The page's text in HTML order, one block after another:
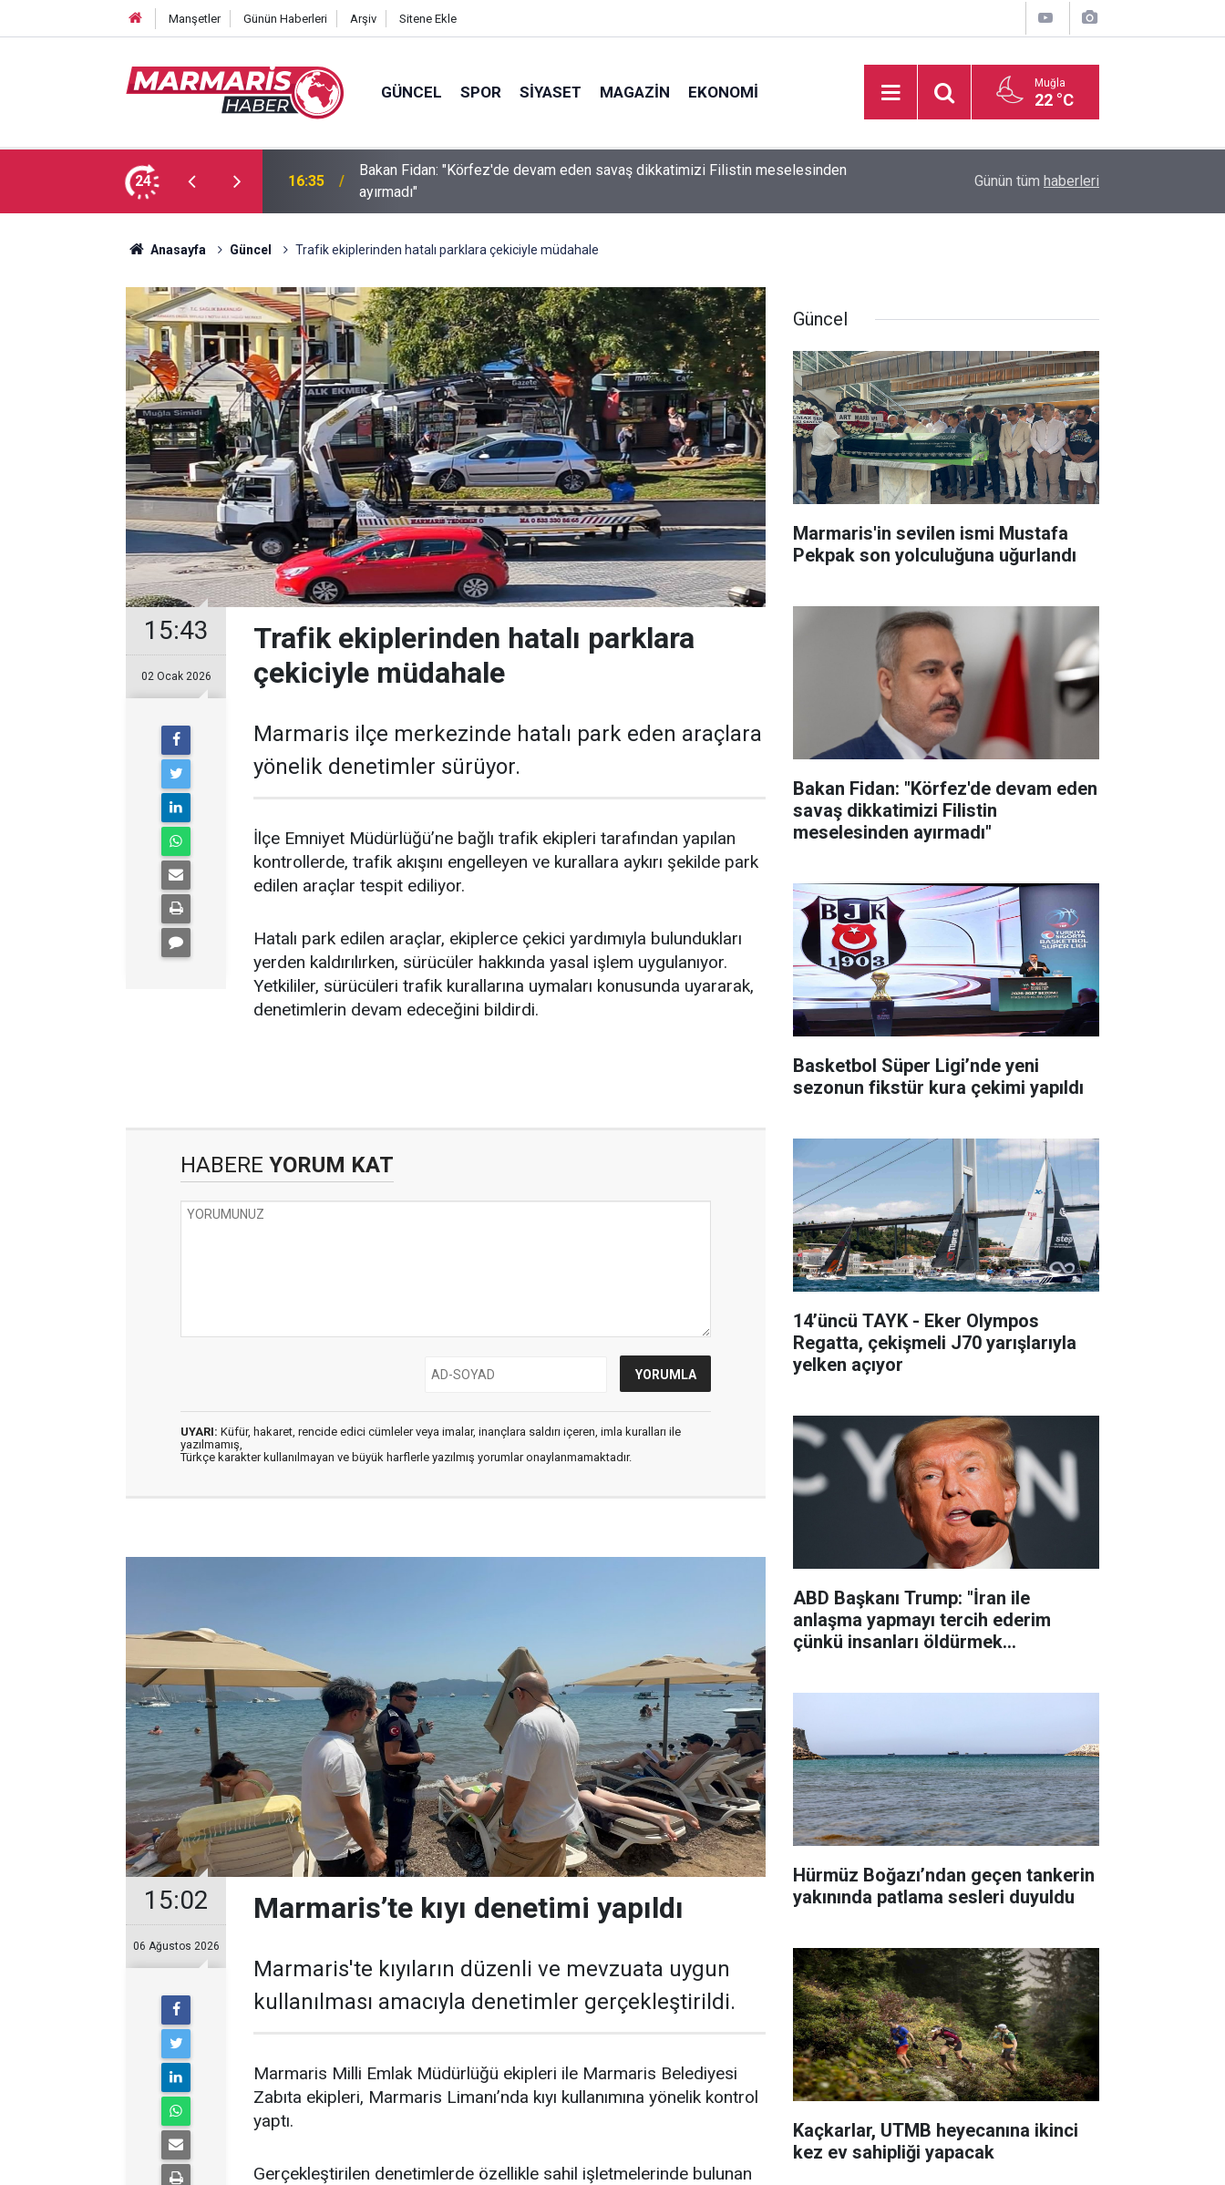
Manşetler Günün Haberleri Arşiv Sitene Ekle
GÜNCEL SPOR SIYASET MAGAZIN EKONOMI Muğla
22 °C
24
son yolculuğuna uğurlandı 16:35
Bakan Fidan: "Körfez'de devam eden savaş dikkatimizi Filistin meselesinden
ayırmadı"
Basketbol Süper Ligi’nde yeni sezonun fikstür
Günün tüm haberleri
Anasayfa Güncel Trafik ekiplerinden hatalı parklara çekiciyle müdahale
15:43
02 Ocak 2026
Trafik ekiplerinden hatalı parklara
çekiciyle müdahale
Marmaris ilçe merkezinde hatalı park eden araçlara
yönelik denetimler sürüyor.
İlçe Emniyet Müdürlüğü’ne bağlı trafik ekipleri tarafından yapılan
kontrollerde, trafik akışını engelleyen ve kurallara aykırı şekilde park
edilen araçlar tespit ediliyor.
Hatalı park edilen araçlar, ekiplerce çekici yardımıyla bulundukları
yerden kaldırılırken, sürücüler hakkında yasal işlem uygulanıyor.
Yetkililer, sürücüleri trafik kurallarına uymaları konusunda uyararak,
denetimlerin devam edeceğini bildirdi.
HABERE YORUM KAT
UYARI: Küfür, hakaret, rencide edici cümleler veya imalar, inançlara saldırı içeren, imla kuralları ile
yazılmamış,
Türkçe karakter kullanılmayan ve büyük harflerle yazılmış yorumlar onaylanmamaktadır.
15:02
06 Ağustos 2026
Marmaris’te kıyı denetimi yapıldı
Marmaris'te kıyıların düzenli ve mevzuata uygun
kullanılması amacıyla denetimler gerçekleştirildi.
Marmaris Milli Emlak Müdürlüğü ekipleri ile Marmaris Belediyesi
Zabıta ekipleri, Marmaris Limanı’nda kıyı kullanımına yönelik kontrol
yaptı.
Gerçekleştirilen denetimlerde özellikle sahil işletmelerinde bulunan
Güncel
Marmaris'in sevilen ismi Mustafa
Pekpak son yolculuğuna uğurlandı
Bakan Fidan: "Körfez'de devam eden
savaş dikkatimizi Filistin
meselesinden ayırmadı"
Basketbol Süper Ligi’nde yeni
sezonun fikstür kura çekimi yapıldı
14’üncü TAYK - Eker Olympos
Regatta, çekişmeli J70 yarışlarıyla
yelken açıyor
ABD Başkanı Trump: "İran ile
anlaşma yapmayı tercih ederim
çünkü insanları öldürmek
Hürmüz Boğazı’ndan geçen tankerin
yakınında patlama sesleri duyuldu
Kaçkarlar, UTMB heyecanına ikinci
kez ev sahipliği yapacak